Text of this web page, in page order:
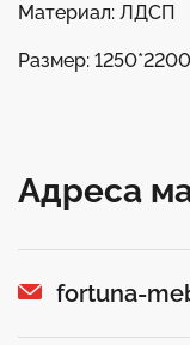
Материал: ЛДСП
Размер:
Адреса
fortuna-